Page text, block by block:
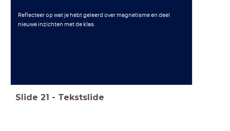
Reflecteer op wat je hebt geleerd over magnetisme en deel
nieuwe inzichten met de klas.
Slide 21 - Tekstslide